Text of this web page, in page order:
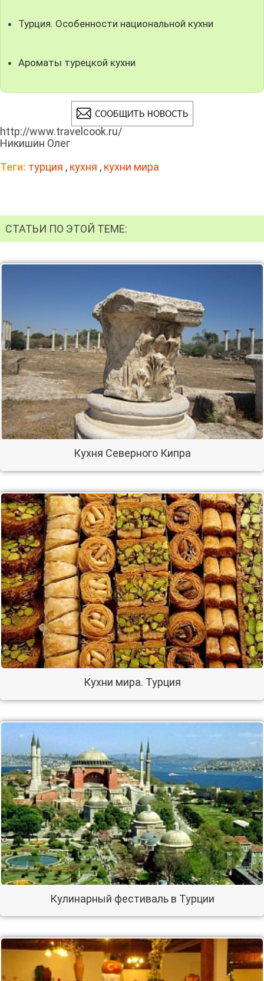
Турция. Особенности национальной кухни
Ароматы турецкой кухни
http://www.travelcook.ru/
Никишин Олег
Теги: турция , кухня , кухни мира
СТАТЬИ ПО ЭТОЙ ТЕМЕ:
Кухня Северного Кипра
Кухни мира. Турция
Кулинарный фестиваль в Турции